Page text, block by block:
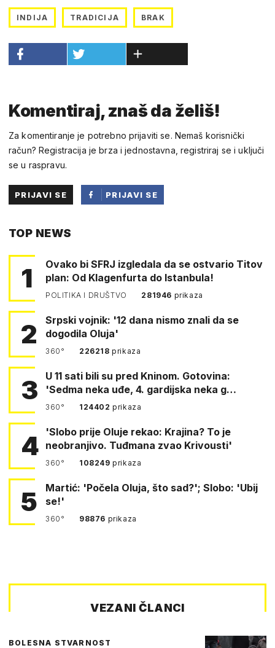
INDIJA TRADICIJA BRAK
Komentiraj, znaš da želiš!
Za komentiranje je potrebno prijaviti se. Nemaš korisnički
račun? Registracija je brza i jednostavna, registriraj se i uključi
se u raspravu.
PRIJAVI SE
PRIJAVI SE
TOP NEWS
1
Ovako bi SFRJ izgledala da se ostvario Titov
plan: Od Klagenfurta do Istanbula!
POLITIKA I DRUŠTVO 281946 prikaza
2
Srpski vojnik: '12 dana nismo znali da se
dogodila Oluja'
360° 226218prikaza
3
U 11 sati bili su pred Kninom. Gotovina:
'Sedma neka uđe, 4. gardijska neka g…
360° 124402prikaza
4
'Slobo prije Oluje rekao: Krajina? To je
neobranjivo. Tuđmana zvao Krivousti'
360° 108249prikaza
5
Martić: 'Počela Oluja, što sad?'; Slobo: 'Ubij
se!'
360° 98876 prikaza
VEZANI ČLANCI
BOLESNA STVARNOST